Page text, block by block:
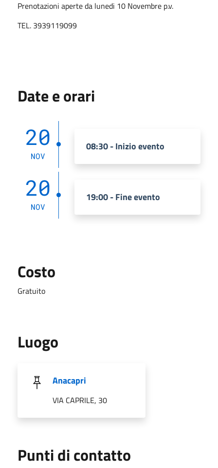
Prenotazioni aperte da lunedi 10 Novembre p.v.
TEL. 3939119099
Date e orari
20
NOV
08:30 - Inizio evento
20
NOV
19:00 - Fine evento
Costo
Gratuito
Luogo
Anacapri
VIA CAPRILE, 30
Punti di contatto